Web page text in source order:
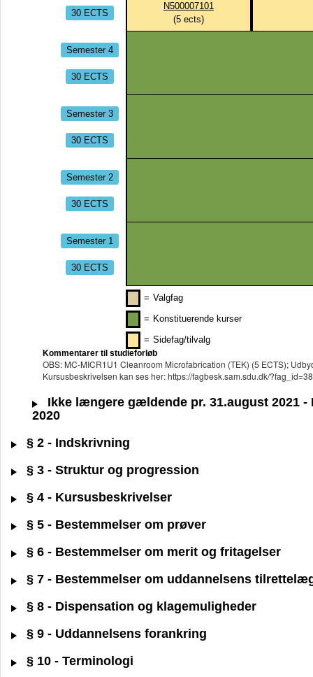
30 ECTS
N500007101
(5 ects)
Semester 4
30 ECTS
Semester 3
30 ECTS
Semester 2
30 ECTS
Semester 1
30 ECTS
= Valgfag
= Konstituerende kurser
= Sidefag/tilvalg
Kommentarer til studieforløb
OBS: MC-MICR1U1 Cleanroom Microfabrication (TEK) (5 ECTS);
Kursusbeskrivelsen kan ses her: https://fagbesk.sam.sdu.dk/
Ikke længere gældende pr. 31.august 2021
2020
§ 2 - Indskrivning
§ 3 - Struktur og progression
§ 4 - Kursusbeskrivelser
§ 5 - Bestemmelser om prøver
§ 6 - Bestemmelser om merit og fritagelser
§ 7 - Bestemmelser om uddannelsens
§ 8 - Dispensation og klagemuligheder
§ 9 - Uddannelsens forankring
§ 10 - Terminologi